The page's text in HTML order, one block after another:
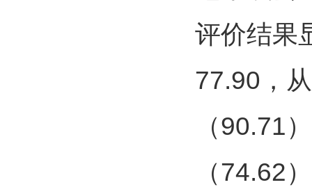
评价结果
77.90，
（90.71
（74.62